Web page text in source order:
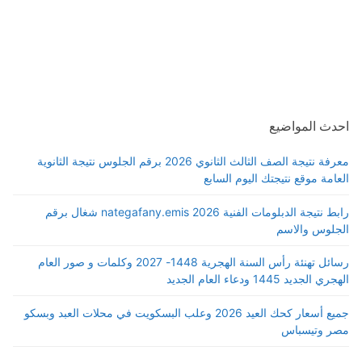
احدث المواضيع
معرفة نتيجة الصف الثالث الثانوي 2026 برقم الجلوس نتيجة الثانوية
العامة موقع نتيجتك اليوم السابع
رابط نتيجة الدبلومات الفنية 2026 nategafany.emis شغال برقم
الجلوس والاسم
رسائل تهنئة رأس السنة الهجرية 1448- 2027 وكلمات و صور العام
الهجري الجديد 1445 ودعاء العام الجديد
جميع أسعار كحك العيد 2026 وعلب البسكويت في محلات العبد وبسكو
مصر وتيسباس